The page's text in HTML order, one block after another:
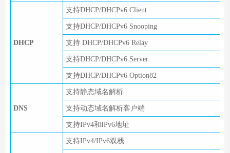
DHCP
支持DHCP/DHCPv6 Client
支持DHCP/DHCPv6 Snooping
支持 DHCP/DHCPv6 Relay
支持DHCP/DHCPv6 Server
支持DHCP/DHCPv6 Option82
DNS
支持静态域名解析
支持动态域名解析客户端
支持IPv4和IPv6地址
支持IPv4/IPv6双栈